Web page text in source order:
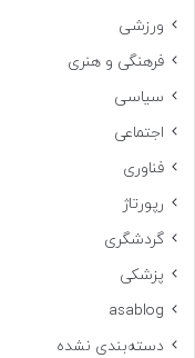
ورزشی
فرهنگی و هنری
سیاسی
اجتماعی
فناوری
رپورتاژ
گردشگری
پزشکی
asablog
دسته‌بندی نشده